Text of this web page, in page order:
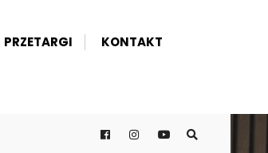
PRZETARGI KONTAKT